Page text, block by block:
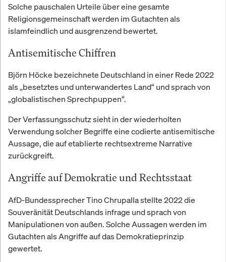
Solche pauschalen Urteile über eine gesamte
Religionsgemeinschaft werden im Gutachten als
islamfeindlich und ausgrenzend bewertet.
Antisemitische Chiffren
Björn Höcke bezeichnete Deutschland in einer Rede 2022
als „besetztes und unterwandertes Land“ und sprach von
„globalistischen Sprechpuppen“.
Der Verfassungsschutz sieht in der wiederholten
Verwendung solcher Begriffe eine codierte antisemitische
Aussage, die auf etablierte rechtsextreme Narrative
zurückgreift.
Angriffe auf Demokratie und Rechtsstaat
AfD-Bundessprecher Tino Chrupalla stellte 2022 die
Souveränität Deutschlands infrage und sprach von
Manipulationen von außen. Solche Aussagen werden im
Gutachten als Angriffe auf das Demokratieprinzip
gewertet.